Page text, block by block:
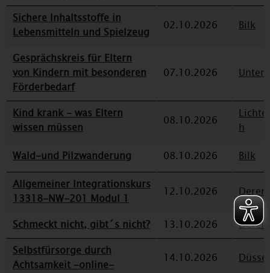
Sichere Inhaltsstoffe in
Lebensmitteln und Spielzeug
02.10.2026 Bilk
Gesprächskreis für Eltern
von Kindern mit besonderen
Förderbedarf
07.10.2026
Kind krank - was Eltern
wissen müssen
08.10.2026
h
Wald-und Pilzwanderung
08.10.2026
Bilk
Allgemeiner Integrationskurs
13318-NW-201 Modul 1
12.10.2026
Schmeckt nicht, gibt´s nicht? 13.10.2026
Selbstfürsorge durch
Achtsamkeit -online-
14.10.2026